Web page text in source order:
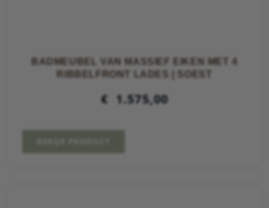
BADMEUBEL VAN MASSIEF EIKEN MET 4
RIBBELFRONT LADES | SOEST
€ 1.575,00